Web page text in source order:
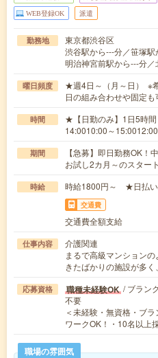
WEB登録OK 派遣
勤務地
東京都渋谷区
渋谷駅から---分／笹塚
明治神宮前駅から---分
曜日頻度
★週4日～（月～日） ※
日の組み合わせや固定も
時間
★【日勤のみ】1日5時
14:0010:00～
期間
【急募】即日勤務OK
お試し2カ月～のスター
時給 時給1800円～ ★日払い
交通費
交通費全額支給
仕事内容
介護関連
まるで高級マンション
きたばかりの施設が多
応募資格 職種未経験OK / ブラン
不要
＜未経験・無資格・ブ
ワークOK！・10名以上
職場の雰囲気